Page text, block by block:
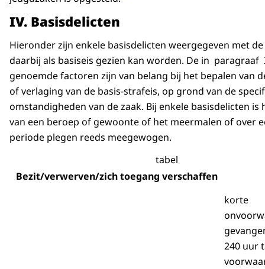
IV. Basisdelicten
Hieronder zijn enkele basisdelicten weergegeven met
daarbij als basiseis gezien kan worden. De in paragraaf
genoemde factoren zijn van belang bij het bepalen van
of verlaging van de basis-strafeis, op grond van de
omstandigheden van de zaak. Bij enkele basisdelicten is
van een beroep of gewoonte of het meermalen of over
periode plegen reeds meegewogen.
tabel
Bezit/verwerven/zich toegang verschaffen
korte
240 uur